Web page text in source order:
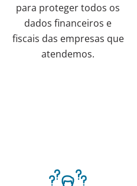
para proteger todos os
dados financeiros e
fiscais das empresas que
atendemos.